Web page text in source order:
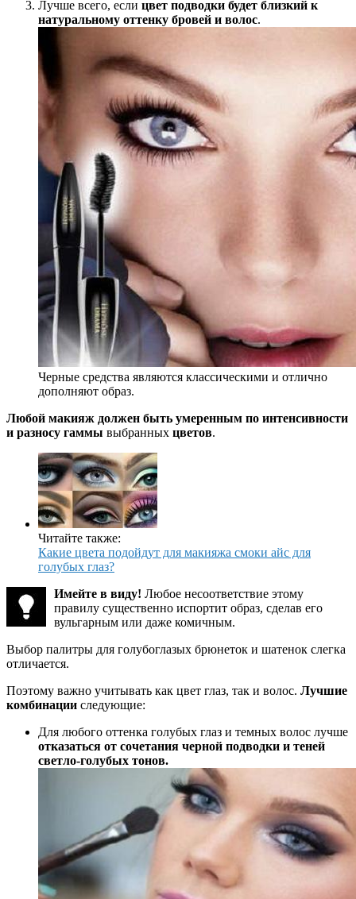
Лучше всего, если цвет подводки будет близкий к
натуральному оттенку бровей и волос.
Черные средства являются классическими и отлично
дополняют образ.
Любой макияж должен быть умеренным по интенсивности
и разносу гаммы выбранных цветов.
Читайте также:
Какие цвета подойдут для макияжа смоки айс для
голубых глаз?
Имейте в виду! Любое несоответствие этому
правилу существенно испортит образ, сделав его
вульгарным или даже комичным.
Выбор палитры для голубоглазых брюнеток и шатенок слегка
отличается.
Поэтому важно учитывать как цвет глаз, так и волос. Лучшие
комбинации следующие:
Для любого оттенка голубых глаз и темных волос лучше
отказаться от сочетания черной подводки и теней
светло-голубых тонов.